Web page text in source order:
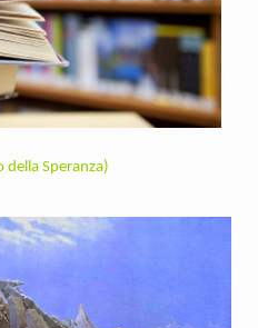
della Speranza)